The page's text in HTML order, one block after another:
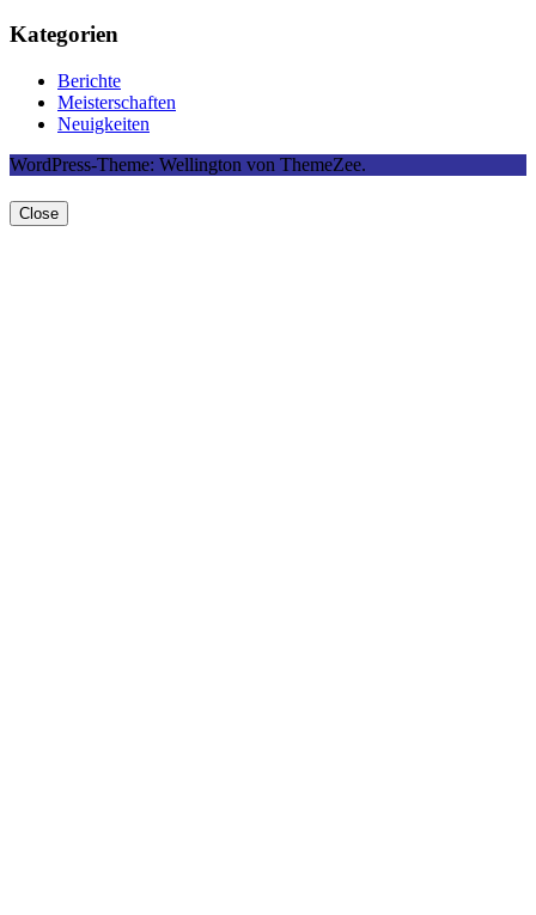
Kategorien
Berichte
Meisterschaften
Neuigkeiten
WordPress-Theme: Wellington von ThemeZee.
Close